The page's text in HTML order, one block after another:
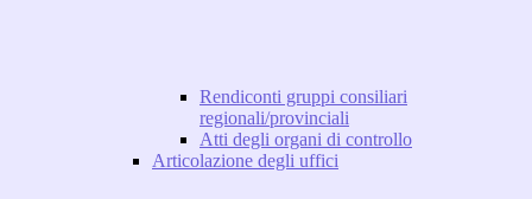
Rendiconti gruppi consiliari
regionali/provinciali
Atti degli organi di controllo
Articolazione degli uffici